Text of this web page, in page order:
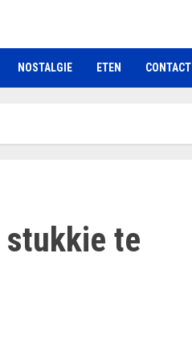
NOSTALGIE ETEN CONTACT
stukkie te